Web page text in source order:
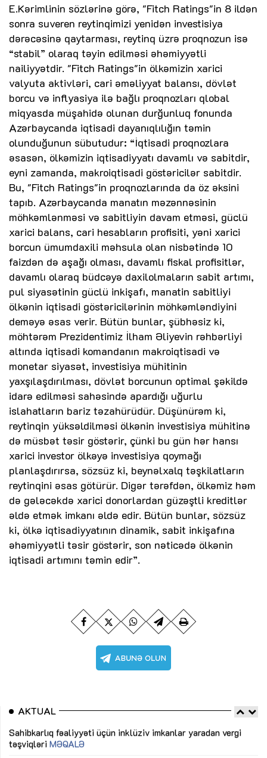
E.Kərimlinin sözlərinə görə, "Fitch Ratings"in 8 ildən
sonra suveren reytinqimizi yenidən investisiya
dərəcəsinə qaytarması, reytinq üzrə proqnozun isə
“stabil” olaraq təyin edilməsi əhəmiyyətli
nailiyyətdir. "Fitch Ratings"in ölkəmizin xarici
valyuta aktivləri, cari əməliyyat balansı, dövlət
borcu və inflyasiya ilə bağlı proqnozları qlobal
miqyasda müşahidə olunan durğunluq fonunda
Azərbaycanda iqtisadi dayanıqlılığın təmin
olunduğunun sübutudur: “İqtisadi proqnozlara
əsasən, ölkəmizin iqtisadiyyatı davamlı və sabitdir,
eyni zamanda, makroiqtisadi göstəricilər sabitdir.
Bu, "Fitch Ratings"in proqnozlarında da öz əksini
tapıb. Azərbaycanda manatın məzənnəsinin
möhkəmlənməsi və sabitliyin davam etməsi, güclü
xarici balans, cari hesabların profisiti, yəni xarici
borcun ümumdaxili məhsula olan nisbətində 10
faizdən də aşağı olması, davamlı fiskal profisitlər,
davamlı olaraq büdcəyə daxilolmaların sabit artımı,
pul siyasətinin güclü inkişafı, manatin sabitliyi
ölkənin iqtisadi göstəricilərinin möhkəmləndiyini
deməyə əsas verir. Bütün bunlar, şübhəsiz ki,
möhtərəm Prezidentimiz İlham Əliyevin rəhbərliyi
altında iqtisadi komandanın makroiqtisadi və
monetar siyasət, investisiya mühitinin
yaxşılaşdırılması, dövlət borcunun optimal şəkildə
idarə edilməsi sahəsində apardığı uğurlu
islahatların bariz təzahürüdür. Düşünürəm ki,
reytinqin yüksəldilməsi ölkənin investisiya mühitinə
də müsbət təsir göstərir, çünki bu gün hər hansı
xarici investor ölkəyə investisiya qoymağı
planlaşdırırsa, sözsüz ki, beynəlxalq təşkilatların
reytinqini əsas götürür. Digər tərəfdən, ölkəmiz həm
də gələcəkdə xarici donorlardan güzəştli kreditlər
əldə etmək imkanı əldə edir. Bütün bunlar, sözsüz
ki, ölkə iqtisadiyyatının dinamik, sabit inkişafına
əhəmiyyətli təsir göstərir, son nəticədə ölkənin
iqtisadi artımını təmin edir”.
AKTUAL
Sahibkarlıq fəaliyyəti üçün inklüziv imkanlar yaradan vergi
təşviqləri MƏQALƏ